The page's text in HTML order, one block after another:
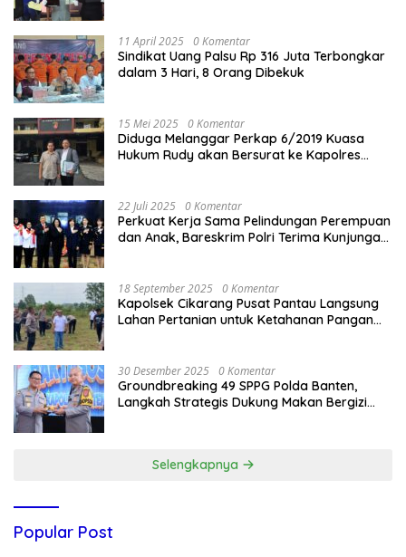
11 April 2025 0 Komentar
Sindikat Uang Palsu Rp 316 Juta Terbongkar
dalam 3 Hari, 8 Orang Dibekuk
15 Mei 2025 0 Komentar
Diduga Melanggar Perkap 6/2019 Kuasa
Hukum Rudy akan Bersurat ke Kapolres
22 Juli 2025 0 Komentar
Perkuat Kerja Sama Pelindungan Perempuan
dan Anak, Bareskrim Polri Terima Kunjungan
18 September 2025 0 Komentar
Kapolsek Cikarang Pusat Pantau Langsung
Lahan Pertanian untuk Ketahanan Pangan
30 Desember 2025 0 Komentar
Groundbreaking 49 SPPG Polda Banten,
Langkah Strategis Dukung Makan Bergizi
Selengkapnya
Popular Post